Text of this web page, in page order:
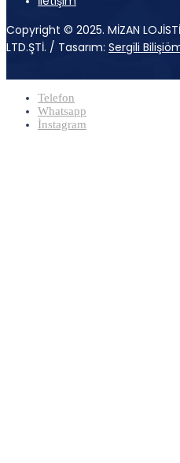
Copyright © 2025. MİZAN
LTD.ŞTİ. / Tasarım: Sergili
Telefon
Whatsapp
İnstagram